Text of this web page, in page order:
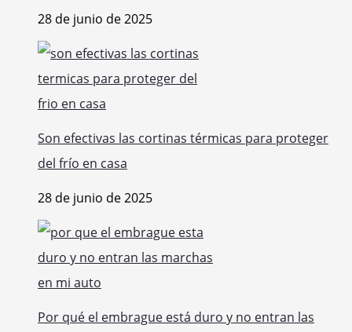
28 de junio de 2025
Son efectivas las cortinas térmicas para proteger
del frío en casa
28 de junio de 2025
Por qué el embrague está duro y no entran las